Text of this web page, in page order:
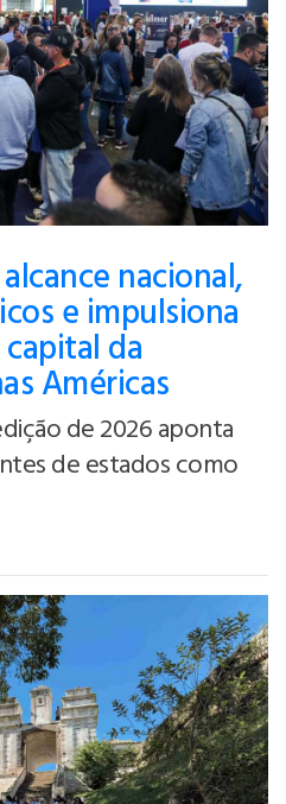
nacional,
e impulsiona
da
Américas
de 2026 aponta
de estados como